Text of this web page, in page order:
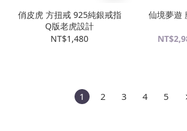
俏皮虎 方扭戒 925純銀戒指
Q版老虎設計
NT$1,480
仙境夢遊
1 2 3 4 5